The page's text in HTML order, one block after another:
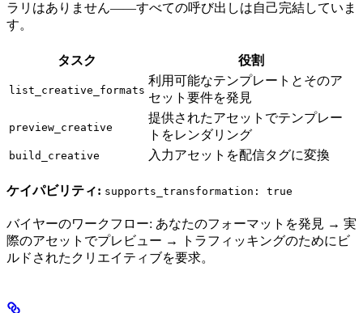
ラリはありません——すべての呼び出しは自己完結していま
す。
タスク 役割
list_creative_formats
利用可能なテンプレートとそのア
セット要件を発見
preview_creative
提供されたアセットでテンプレー
トをレンダリング
build_creative 入力アセットを配信タグに変換
ケイパビリティ: supports_transformation: true
バイヤーのワークフロー: あなたのフォーマットを発見 → 実
際のアセットでプレビュー → トラフィッキングのためにビ
ルドされたクリエイティブを要求。